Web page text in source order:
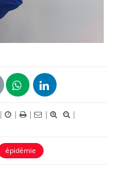
| | | |
|
épidémie